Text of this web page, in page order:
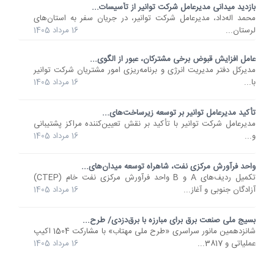
بازدید میدانی مدیرعامل شرکت توانیر از تأسیسات...
محمد اله‌داد، مدیرعامل شرکت توانیر، در جریان سفر به استان‌های
لرستان...
16 مرداد 1405
عامل افزایش قبوض برخی مشترکان، عبور از الگوی...
مدیرکل دفتر مدیریت انرژی و برنامه‌ریزی امور مشتریان شرکت توانیر
با...
16 مرداد 1405
تأکید مدیرعامل توانیر بر توسعه زیرساخت‌های...
مدیرعامل شرکت توانیر با تأکید بر نقش تعیین‌کننده مراکز پشتیبانی
و...
16 مرداد 1405
واحد فرآورش مرکزی نفت، شاهراه توسعه میدان‌های...
تکمیل ردیف‌های A و B واحد فرآورش مرکزی نفت خام (CTEP)
آزادگان جنوبی و آغاز...
16 مرداد 1405
بسیج ملی صنعت برق برای مبارزه با برق‌دزدی/ طرح...
شانزدهمین مانور سراسری «طرح ملی مهتاب» با مشارکت 1504 اکیپ
عملیاتی و 3817...
16 مرداد 1405